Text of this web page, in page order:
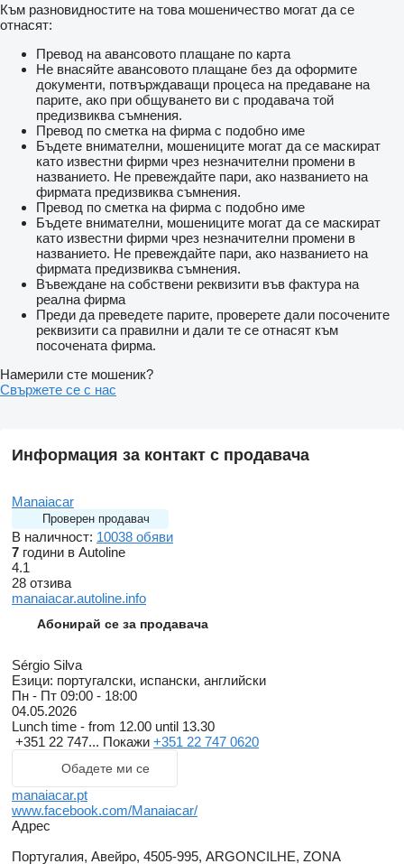
Към разновидностите на това мошеничество могат да се
отнасят:
Превод на авансовото плащане по карта
Не внасяйте авансовото плащане без да оформите
документи, потвърждаващи процеса на предаване на
парите, ако при общуването ви с продавача той
предизвиква съмнения.
Превод по сметка на фирма с подобно име
Бъдете внимателни, мошениците могат да се маскират
като известни фирми чрез незначителни промени в
названието. Не превеждайте пари, ако названието на
фирмата предизвиква съмнения.
Превод по сметка на фирма с подобно име
Бъдете внимателни, мошениците могат да се маскират
като известни фирми чрез незначителни промени в
названието. Не превеждайте пари, ако названието на
фирмата предизвиква съмнения.
Въвеждане на собствени реквизити във фактура на
реална фирма
Преди да преведете парите, проверете дали посочените
реквизити са правилни и дали те се отнасят към
посочената фирма.
Намерили сте мошеник?
Свържете се с нас
Информация за контакт с продавача
Manaiacar
Проверен продавач
В наличност: 10038 обяви
7 години в Autoline
4.1
28 отзива
manaiacar.autoline.info
Абонирай се за продавача
Sérgio Silva
Езици: португалски, испански, английски
Пн - Пт 09:00 - 18:00
04.05.2026
Lunch time - from 12.00 until 13.30
+351 22 747... Покажи +351 22 747 0620
Обадете ми се
manaiacar.pt
www.facebook.com/Manaiacar/
Адрес
Португалия, Авейро, 4505-995, ARGONCILHE, ZONA